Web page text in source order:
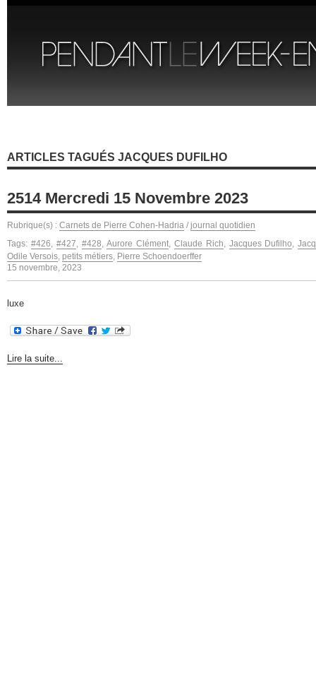
ARTICLES TAGUÉS JACQUES DUFILHO
2514 Mercredi 15 Novembre 2023
Rubrique(s) : Carnets de Pierre Cohen-Hadria / journal quotidien
Tags: #426, #427, #428, Aurore Clément, Claude Rich, Jacques Dufilho,
Odile Versois, petits métiers, Pierre Schoendoerffer
15 novembre, 2023
luxe
Lire la suite...